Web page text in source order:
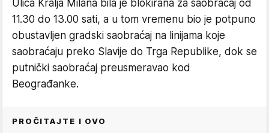
Ulica Kralja Milana bila je blokirana za saobraćaj od
11.30 do 13.00 sati, a u tom vremenu bio je potpuno
obustavljen gradski saobraćaj na linijama koje
saobraćaju preko Slavije do Trga Republike, dok se
putnički saobraćaj preusmeravao kod
Beograđanke.
PROČITAJTE I OVO